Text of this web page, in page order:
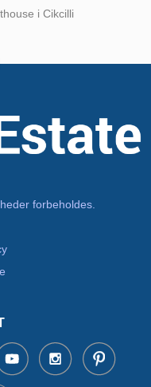
i Cikcilli
forbeholdes.